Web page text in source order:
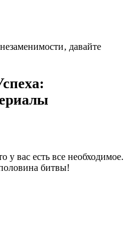
давайте
у вас есть все необходимое.
битвы!